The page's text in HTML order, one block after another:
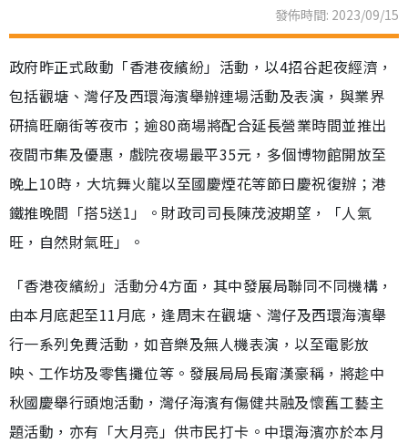
發佈時間: 2023/09/15
政府昨正式啟動「香港夜繽紛」活動，以4招谷起夜經濟，
包括觀塘、灣仔及西環海濱舉辦連場活動及表演，與業界
研搞旺廟街等夜市；逾80商場將配合延長營業時間並推出
夜間市集及優惠，戲院夜場最平35元，多個博物館開放至
晚上10時，大坑舞火龍以至國慶煙花等節日慶祝復辦；港
鐵推晚間「搭5送1」。財政司司長陳茂波期望，「人氣
旺，自然財氣旺」。
「香港夜繽紛」活動分4方面，其中發展局聯同不同機構，
由本月底起至11月底，逢周末在觀塘、灣仔及西環海濱舉
行一系列免費活動，如音樂及無人機表演，以至電影放
映、工作坊及零售攤位等。發展局局長甯漢豪稱，將趁中
秋國慶舉行頭炮活動，灣仔海濱有傷健共融及懷舊工藝主
題活動，亦有「大月亮」供市民打卡。中環海濱亦於本月